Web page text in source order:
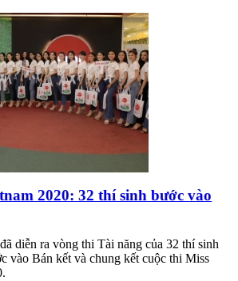
2020: 32 thí sinh bước vào
diễn ra vòng thi Tài năng của 32 thí sinh
vào Bán kết và chung kết cuộc thi Miss